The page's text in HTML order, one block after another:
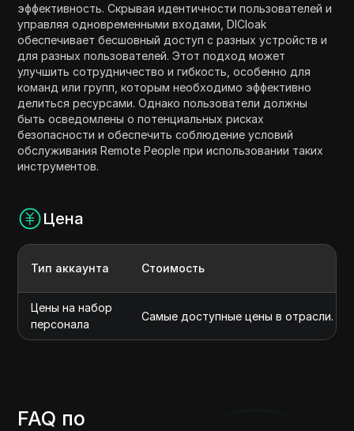
эффективность. Скрывая идентичности пользователей и
управляя одновременными входами, DICloak
обеспечивает бесшовный доступ с разных устройств и
для разных пользователей. Этот подход может
улучшить сотрудничество и гибкость, особенно для
команд или групп, которым необходимо эффективно
делиться ресурсами. Однако пользователи должны
быть осведомлены о потенциальных рисках
безопасности и обеспечить соблюдение условий
обслуживания Remote People при использовании таких
инструментов.
Цена
Тип аккаунта Стоимость
Цены на набор
персонала
Самые доступные цены в отрасли. Мы
FAQ по